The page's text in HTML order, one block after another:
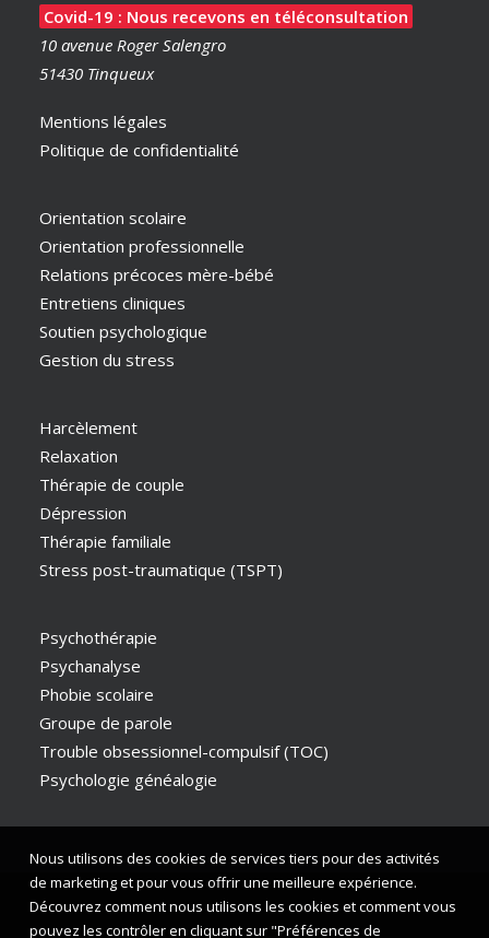
Covid-19 : Nous recevons en téléconsultation
10 avenue Roger Salengro
51430 Tinqueux
Mentions légales
Politique de confidentialité
Orientation scolaire
Orientation professionnelle
Relations précoces mère-bébé
Entretiens cliniques
Soutien psychologique
Gestion du stress
Harcèlement
Relaxation
Thérapie de couple
Dépression
Thérapie familiale
Stress post-traumatique (TSPT)
Psychothérapie
Psychanalyse
Phobie scolaire
Groupe de parole
Trouble obsessionnel-compulsif (TOC)
Psychologie généalogie
Nous utilisons des cookies de services tiers pour des activités
de marketing et pour vous offrir une meilleure expérience.
Découvrez comment nous utilisons les cookies et comment vous
pouvez les contrôler en cliquant sur "Préférences de